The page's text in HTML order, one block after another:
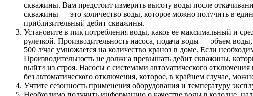
скважины. Вам предстоит измерить высоту воды после
скважины — это количество воды, которое можно получить в
приблизительный дебит скважины.
Установите в пик потребления воды, каков ее максимальный и
рулеткой. Производительность насоса, подача воды — объем
500 л/час умножается на количество кранов в доме. Если
Производительность не должна превышать дебит скважины,
выйти из строя. Насосы с системами автоматического
без автоматического отключения, которое, в крайнем случае,
Учтите сезонность применения оборудования и температуру